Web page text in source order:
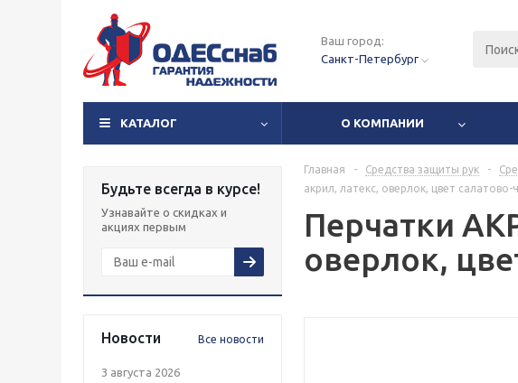
Ваш город:
Санкт-Петербург
КАТАЛОГ О КОМПАНИИ
Будьте всегда в курсе!
Узнавайте о скидках и
акциях первым
Новости Все новости
3 августа 2026
Главная - Средства защиты рук -
акрил, латекс, оверлок, цвет салатово-
Перчатки
оверлок,